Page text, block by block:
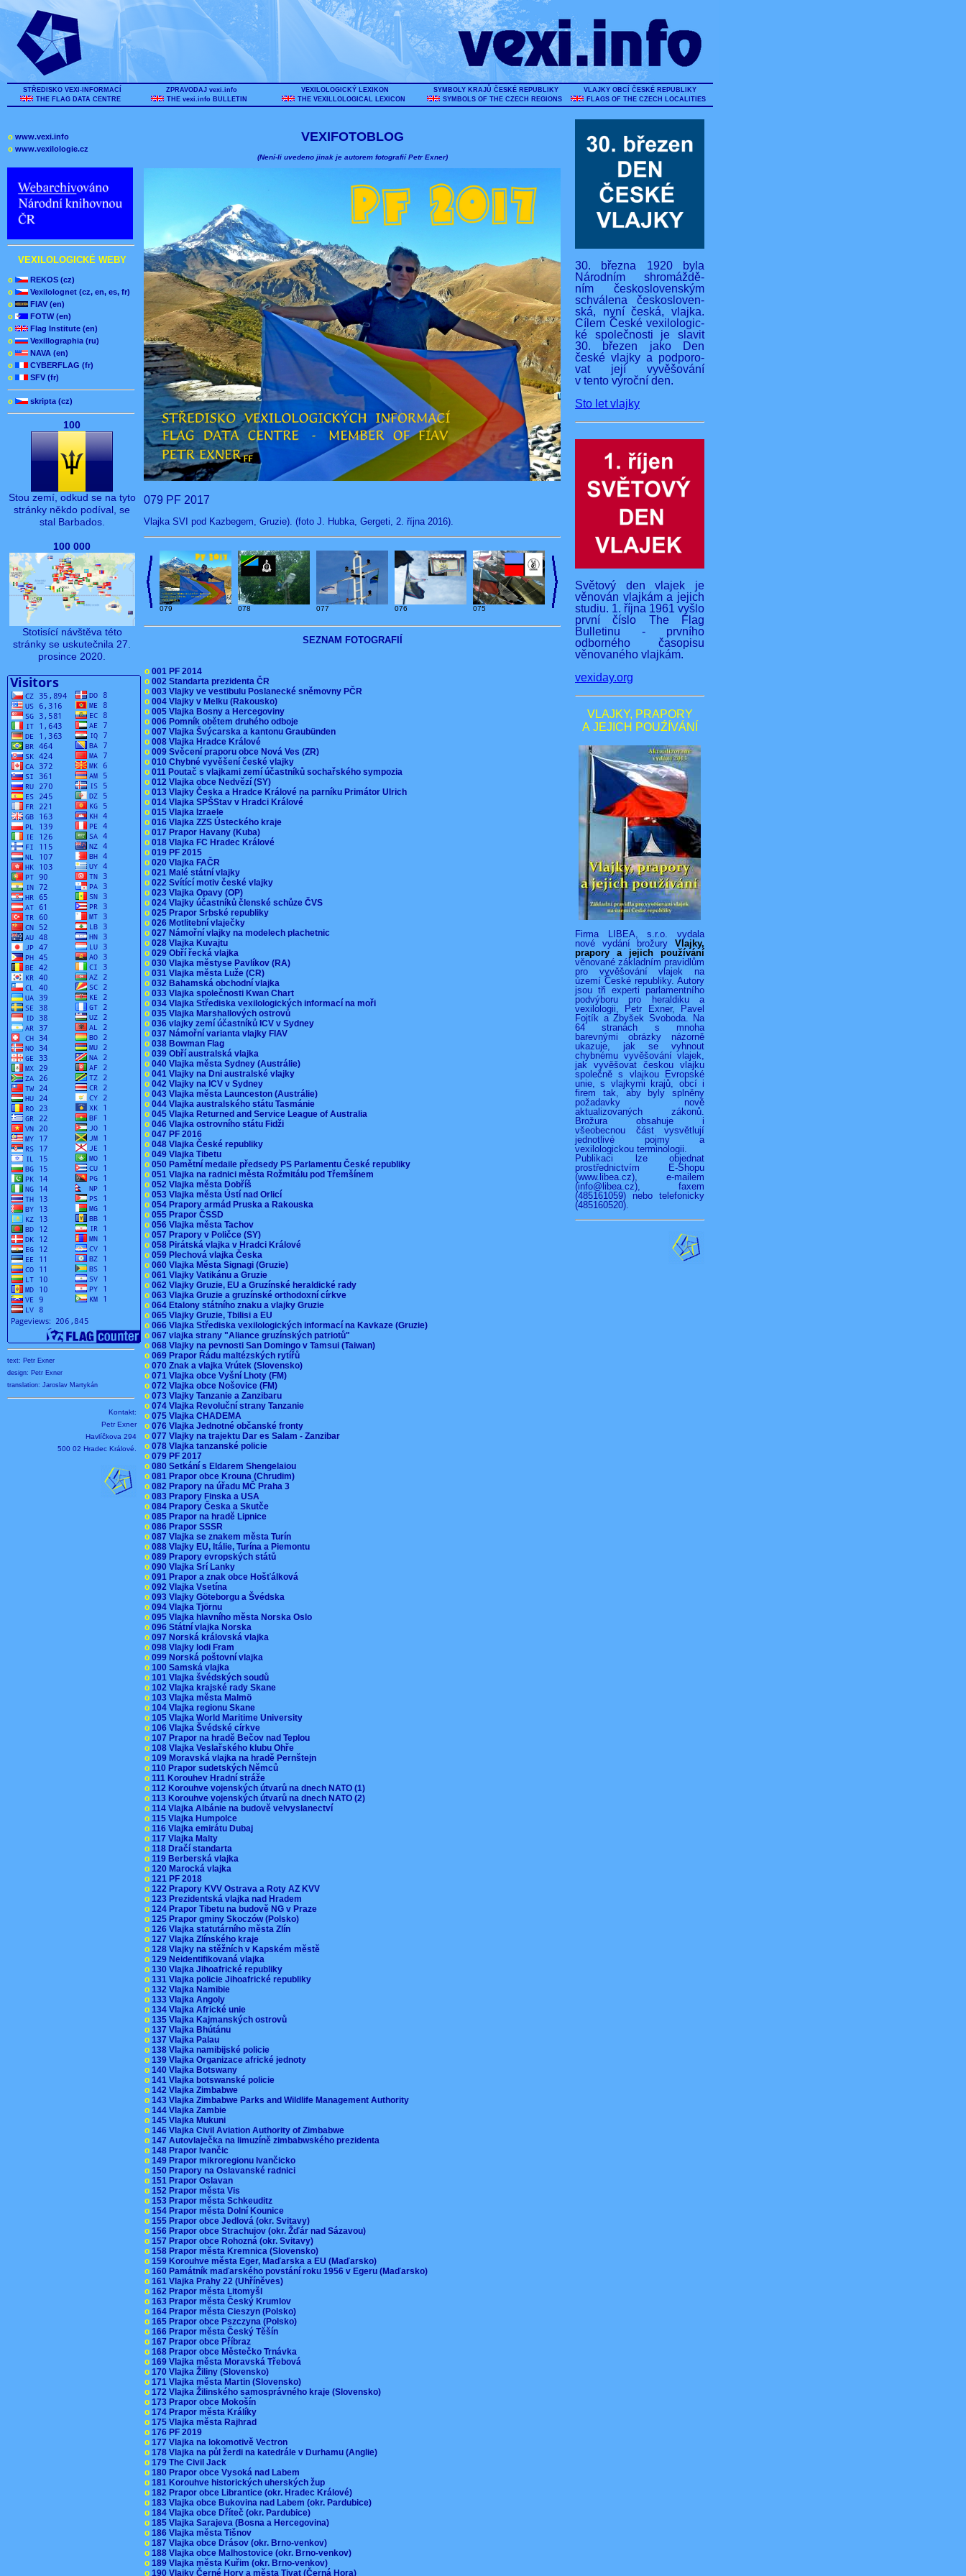
STŘEDISKO VEXI-INFORMACÍ
THE FLAG DATA CENTRE
ZPRAVODAJ vexi.info
THE vexi.info BULLETIN
VEXILOLOGICKÝ LEXIKON
THE VEXILLOLOGICAL LEXICON
SYMBOLY KRAJŮ ČESKÉ REPUBLIKY
SYMBOLS OF THE CZECH REGIONS
VLAJKY OBCÍ ČESKÉ REPUBLIKY
FLAGS OF THE CZECH LOCALITIES
o www.vexi.info
o www.vexilologie.cz
VEXILOLOGICKÉ WEBY
o
REKOS (cz)
o
Vexilolognet (cz, en, es, fr)
o
FIAV (en)
o
FOTW (en)
o
Flag Institute (en)
o
Vexillographia (ru)
o
NAVA (en)
o
CYBERFLAG (fr)
o
SFV (fr)
o skripta (cz)
100
Stou zemí, odkud se na tyto
stránky někdo podíval, se
stal Barbados.
100 000
Stotisící návštěva této
stránky se uskutečnila 27.
prosince 2020.
text: Petr Exner
design: Petr Exner
translation: Jaroslav Martykán
Kontakt:
Petr Exner
Havlíčkova 294
500 02 Hradec Králové.
VEXIFOTOBLOG
(Není-li uvedeno jinak je autorem fotografií Petr Exner)
079 PF 2017
Vlajka SVI pod Kazbegem, Gruzie). (foto J. Hubka, Gergeti, 2. října 2016).
079 078 077 076 075
SEZNAM FOTOGRAFIÍ
o 001 PF 2014
o 002 Standarta prezidenta ČR
o 003 Vlajky ve vestibulu Poslanecké sněmovny PČR
o 004 Vlajky v Melku (Rakousko)
o 005 Vlajka Bosny a Hercegoviny
o 006 Pomník obětem druhého odboje
o 007 Vlajka Švýcarska a kantonu Graubünden
o 008 Vlajka Hradce Králové
o 009 Svěcení praporu obce Nová Ves (ZR)
o 010 Chybné vyvěšení české vlajky
o 011 Poutač s vlajkami zemí účastníků sochařského sympozia
o 012 Vlajka obce Nedvězí (SY)
o 013 Vlajky Česka a Hradce Králové na parníku Primátor Ulrich
o 014 Vlajka SPŠStav v Hradci Králové
o 015 Vlajka Izraele
o 016 Vlajka ZZS Ústeckého kraje
o 017 Prapor Havany (Kuba)
o 018 Vlajka FC Hradec Králové
o 019 PF 2015
o 020 Vlajka FAČR
o 021 Malé státní vlajky
o 022 Svítící motiv české vlajky
o 023 Vlajka Opavy (OP)
o 024 Vlajky účastníků členské schůze ČVS
o 025 Prapor Srbské republiky
o 026 Motlitební vlaječky
o 027 Námořní vlajky na modelech plachetnic
o 028 Vlajka Kuvajtu
o 029 Obří řecká vlajka
o 030 Vlajka městyse Pavlíkov (RA)
o 031 Vlajka města Luže (CR)
o 032 Bahamská obchodní vlajka
o 033 Vlajka společnosti Kwan Chart
o 034 Vlajka Střediska vexilologických informací na moři
o 035 Vlajka Marshallových ostrovů
o 036 vlajky zemí účastníků ICV v Sydney
o 037 Námořní varianta vlajky FIAV
o 038 Bowman Flag
o 039 Obří australská vlajka
o 040 Vlajka města Sydney (Austrálie)
o 041 Vlajky na Dni australské vlajky
o 042 Vlajky na ICV v Sydney
o 043 Vlajka města Launceston (Austrálie)
o 044 Vlajka australského státu Tasmánie
o 045 Vlajka Returned and Service League of Australia
o 046 Vlajka ostrovního státu Fidži
o 047 PF 2016
o 048 Vlajka České republiky
o 049 Vlajka Tibetu
o 050 Pamětní medaile předsedy PS Parlamentu České republiky
o 051 Vlajka na radnici města Rožmitálu pod Třemšínem
o 052 Vlajka města Dobříš
o 053 Vlajka města Ústí nad Orlicí
o 054 Prapory armád Pruska a Rakouska
o 055 Prapor ČSSD
o 056 Vlajka města Tachov
o 057 Prapory v Poličce (SY)
o 058 Pirátská vlajka v Hradci Králové
o 059 Plechová vlajka Česka
o 060 Vlajka Města Signagi (Gruzie)
o 061 Vlajky Vatikánu a Gruzie
o 062 Vlajky Gruzie, EU a Gruzínské heraldické rady
o 063 Vlajka Gruzie a gruzínské orthodoxní církve
o 064 Etalony státního znaku a vlajky Gruzie
o 065 Vlajky Gruzie, Tbilisi a EU
o 066 Vlajka Střediska vexilologických informací na Kavkaze (Gruzie)
o 067 vlajka strany "Aliance gruzínských patriotů"
o 068 Vlajky na pevnosti San Domingo v Tamsui (Taiwan)
o 069 Prapor Řádu maltézských rytířů
o 070 Znak a vlajka Vrútek (Slovensko)
o 071 Vlajka obce Vyšní Lhoty (FM)
o 072 Vlajka obce Nošovice (FM)
o 073 Vlajky Tanzanie a Zanzibaru
o 074 Vlajka Revoluční strany Tanzanie
o 075 Vlajka CHADEMA
o 076 Vlajka Jednotné občanské fronty
o 077 Vlajky na trajektu Dar es Salam - Zanzibar
o 078 Vlajka tanzanské policie
o 079 PF 2017
o 080 Setkání s Eldarem Shengelaiou
o 081 Prapor obce Krouna (Chrudim)
o 082 Prapory na úřadu MČ Praha 3
o 083 Prapory Finska a USA
o 084 Prapory Česka a Skutče
o 085 Prapor na hradě Lipnice
o 086 Prapor SSSR
o 087 Vlajka se znakem města Turín
o 088 Vlajky EU, Itálie, Turína a Piemontu
o 089 Prapory evropských států
o 090 Vlajka Srí Lanky
o 091 Prapor a znak obce Hošťálková
o 092 Vlajka Vsetína
o 093 Vlajky Göteborgu a Švédska
o 094 Vlajka Tjörnu
o 095 Vlajka hlavního města Norska Oslo
o 096 Státní vlajka Norska
o 097 Norská královská vlajka
o 098 Vlajky lodi Fram
o 099 Norská poštovní vlajka
o 100 Samská vlajka
o 101 Vlajka švédských soudů
o 102 Vlajka krajské rady Skane
o 103 Vlajka města Malmö
o 104 Vlajka regionu Skane
o 105 Vlajka World Maritime University
o 106 Vlajka Švédské církve
o 107 Prapor na hradě Bečov nad Teplou
o 108 Vlajka Veslařského klubu Ohře
o 109 Moravská vlajka na hradě Pernštejn
o 110 Prapor sudetských Němců
o 111 Korouhev Hradní stráže
o 112 Korouhve vojenských útvarů na dnech NATO (1)
o 113 Korouhve vojenských útvarů na dnech NATO (2)
o 114 Vlajka Albánie na budově velvyslanectví
o 115 Vlajka Humpolce
o 116 Vlajka emirátu Dubaj
o 117 Vlajka Malty
o 118 Dračí standarta
o 119 Berberská vlajka
o 120 Marocká vlajka
o 121 PF 2018
o 122 Prapory KVV Ostrava a Roty AZ KVV
o 123 Prezidentská vlajka nad Hradem
o 124 Prapor Tibetu na budově NG v Praze
o 125 Prapor gminy Skoczów (Polsko)
o 126 Vlajka statutárního města Zlín
o 127 Vlajka Zlínského kraje
o 128 Vlajky na stěžních v Kapském městě
o 129 Neidentifikovaná vlajka
o 130 Vlajka Jihoafrické republiky
o 131 Vlajka policie Jihoafrické republiky
o 132 Vlajka Namibie
o 133 Vlajka Angoly
o 134 Vlajka Africké unie
o 135 Vlajka Kajmanských ostrovů
o 137 Vlajka Bhútánu
o 137 Vlajka Palau
o 138 Vlajka namibijské policie
o 139 Vlajka Organizace africké jednoty
o 140 Vlajka Botswany
o 141 Vlajka botswanské policie
o 142 Vlajka Zimbabwe
o 143 Vlajka Zimbabwe Parks and Wildlife Management Authority
o 144 Vlajka Zambie
o 145 Vlajka Mukuni
o 146 Vlajka Civil Aviation Authority of Zimbabwe
o 147 Autovlaječka na limuzíně zimbabwského prezidenta
o 148 Prapor Ivančic
o 149 Prapor mikroregionu Ivančicko
o 150 Prapory na Oslavanské radnici
o 151 Prapor Oslavan
o 152 Prapor města Vis
o 153 Prapor města Schkeuditz
o 154 Prapor města Dolní Kounice
o 155 Prapor obce Jedlová (okr. Svitavy)
o 156 Prapor obce Strachujov (okr. Žďár nad Sázavou)
o 157 Prapor obce Rohozná (okr. Svitavy)
o 158 Prapor města Kremnica (Slovensko)
o 159 Korouhve města Eger, Maďarska a EU (Maďarsko)
o 160 Památník maďarského povstání roku 1956 v Egeru (Maďarsko)
o 161 Vlajka Prahy 22 (Uhříněves)
o 162 Prapor města Litomyšl
o 163 Prapor města Český Krumlov
o 164 Prapor města Cieszyn (Polsko)
o 165 Prapor obce Pszczyna (Polsko)
o 166 Prapor města Český Těšín
o 167 Prapor obce Příbraz
o 168 Prapor obce Městečko Trnávka
o 169 Vlajka města Moravská Třebová
o 170 Vlajka Žiliny (Slovensko)
o 171 Vlajka města Martin (Slovensko)
o 172 Vlajka Žilinského samosprávného kraje (Slovensko)
o 173 Prapor obce Mokošín
o 174 Prapor města Králíky
o 175 Vlajka města Rajhrad
o 176 PF 2019
o 177 Vlajka na lokomotivě Vectron
o 178 Vlajka na půl žerdi na katedrále v Durhamu (Anglie)
o 179 The Civil Jack
o 180 Prapor obce Vysoká nad Labem
o 181 Korouhve historických uherských žup
o 182 Prapor obce Librantice (okr. Hradec Králové)
o 183 Vlajka obce Bukovina nad Labem (okr. Pardubice)
o 184 Vlajka obce Dříteč (okr. Pardubice)
o 185 Vlajka Sarajeva (Bosna a Hercegovina)
o 186 Vlajka města Tišnov
o 187 Vlajka obce Drásov (okr. Brno-venkov)
o 188 Vlajka obce Malhostovice (okr. Brno-venkov)
o 189 Vlajka města Kuřim (okr. Brno-venkov)
o 190 Vlajky Černé Hory a města Tivat (Černá Hora)
30. března 1920 byla
Národním shromáždě-
ním československým
schválena českosloven-
ská, nyní česká, vlajka.
Cílem České vexilologic-
ké společnosti je slavit
30. březen jako Den
české vlajky a podporo-
vat její vyvěšování
v tento výroční den.
Sto let vlajky
Světový den vlajek je
věnován vlajkám a jejich
studiu. 1. října 1961 vyšlo
první číslo The Flag
Bulletinu - prvního
odborného časopisu
věnovaného vlajkám.
vexiday.org
VLAJKY, PRAPORY
A JEJICH POUŹÍVÁNÍ
Firma LIBEA, s.r.o. vydala
nové vydání brožury Vlajky,
prapory a jejich používání
věnované základním pravidlům
pro vyvěšování vlajek na
území České republiky. Autory
jsou tři experti parlamentního
podvýboru pro heraldiku a
vexilologii, Petr Exner, Pavel
Fojtík a Zbyšek Svoboda. Na
64 stranách s mnoha
barevnými obrázky názorně
ukazuje, jak se vyhnout
chybnému vyvěšování vlajek,
jak vyvěšovat českou vlajku
společně s vlajkou Evropské
unie, s vlajkymi krajů, obcí i
firem tak, aby byly splněny
požadavky nově
aktualizovaných zákonů.
Brožura obsahuje i
všeobecnou část vysvětlují
jednotlivé pojmy a
vexilologickou terminologii.
Publikaci lze objednat
prostřednictvím E-Shopu
(www.libea.cz), e-mailem
(info@libea.cz), faxem
(485161059) nebo telefonicky
(485160520).